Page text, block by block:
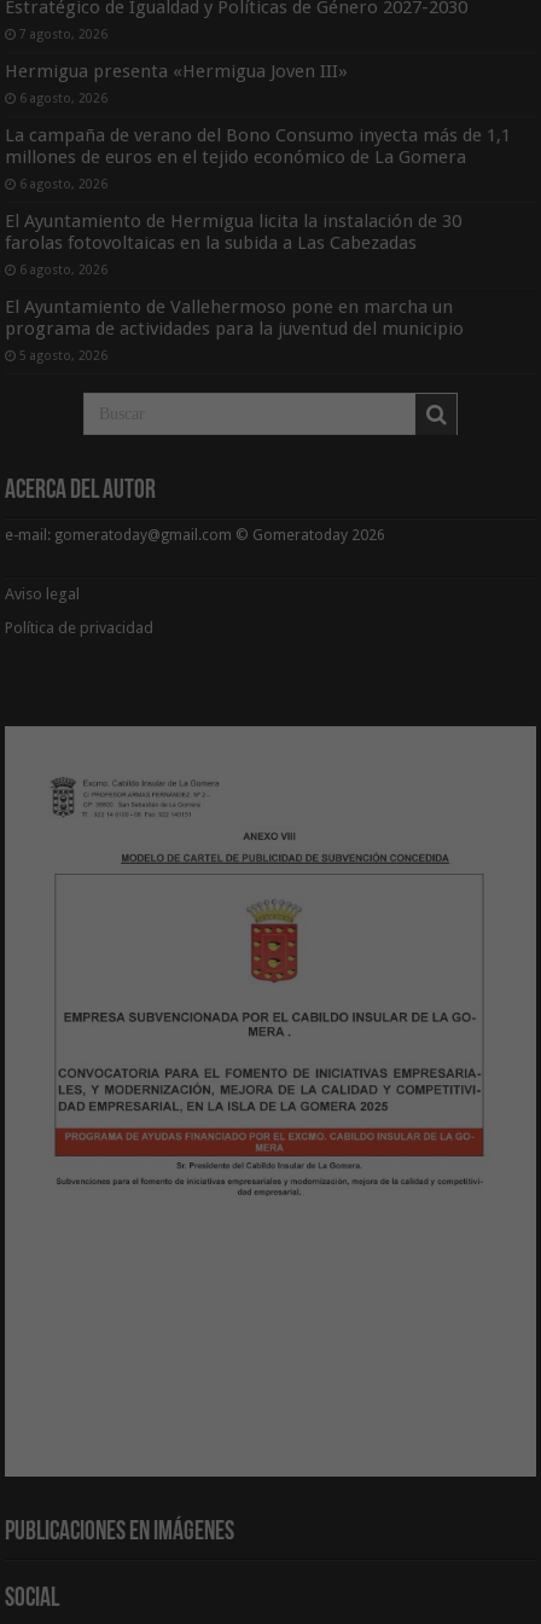
Estratégico de Igualdad y Políticas de Género 2027-2030
7 agosto, 2026
Hermigua presenta «Hermigua Joven III»
6 agosto, 2026
La campaña de verano del Bono Consumo inyecta más de 1,1
millones de euros en el tejido económico de La Gomera
6 agosto, 2026
El Ayuntamiento de Hermigua licita la instalación de 30
farolas fotovoltaicas en la subida a Las Cabezadas
6 agosto, 2026
El Ayuntamiento de Vallehermoso pone en marcha un
programa de actividades para la juventud del municipio
5 agosto, 2026
Acerca del Autor
e-mail: gomeratoday@gmail.com © Gomeratoday 2026
Aviso legal
Política de privacidad
Publicaciones en Imágenes
Social